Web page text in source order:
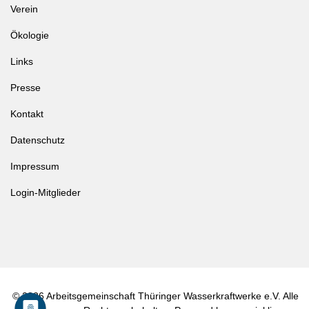
Verein
Ökologie
Links
Presse
Kontakt
Datenschutz
Impressum
Login-Mitglieder
© 2026 Arbeitsgemeinschaft Thüringer Wasserkraftwerke e.V. Alle